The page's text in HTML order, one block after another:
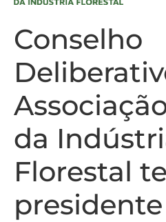
Conselho
da
Florestal
presidente